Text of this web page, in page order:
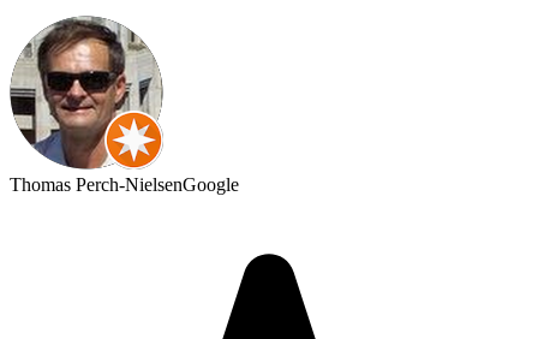
Thomas Perch-NielsenGoogle